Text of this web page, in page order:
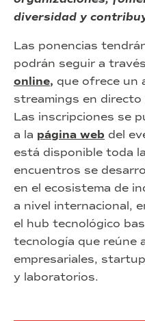
diversidad y
Las ponencias
podrán seguir a
online, que ofrece un
streamings en
Las inscripciones se
a la página web del
está disponible toda
encuentros se
en el ecosistema de
a nivel internacional,
el hub tecnológico
tecnología que reúne
empresariales,
y laboratorios.